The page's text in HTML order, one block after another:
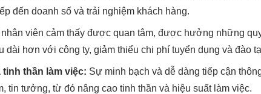
đến doanh số và trải nghiệm khách hàng.
nhân viên cảm thấy được quan tâm, được hưởng những
dài hơn với công ty, giảm thiểu chi phí tuyển dụng và đào
thần làm việc: Sự minh bạch và dễ dàng tiếp cận
tin tưởng, từ đó nâng cao tinh thần và hiệu suất làm việc.